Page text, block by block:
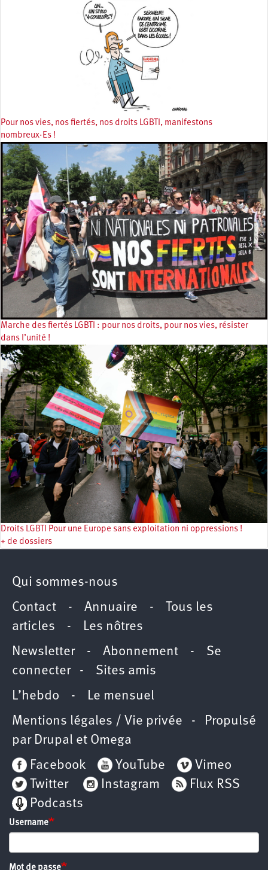
Pour nos vies, nos fiertés, nos droits LGBTI, manifestons
nombreux·Es !
Marche des fiertés LGBTI : pour nos droits, pour nos vies, résister
dans l’unité !
Droits LGBTI Pour une Europe sans exploitation ni oppressions !
+ de dossiers
Qui sommes-nous
Contact - Annuaire -
Tous les
articles - Les nôtres
Newsletter- Abonnement - Se
connecter- Sites amis
L’hebdo - Le mensuel
Mentions légales / Vie privée - Propulsé
par Drupal et Omega
Facebook
YouTube
Vimeo
Twitter
Instagram
Flux RSS
Podcasts
Username
Mot de passe